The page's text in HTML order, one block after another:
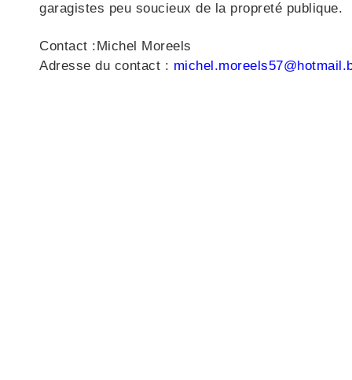
garagistes peu soucieux de la propreté publique.
Contact :Michel Moreels
Adresse du contact :